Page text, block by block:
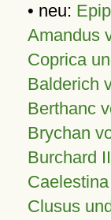
• neu:
Amandus
Coprica
Balderich
Berthanc
Brychan
Burchard
Clusus